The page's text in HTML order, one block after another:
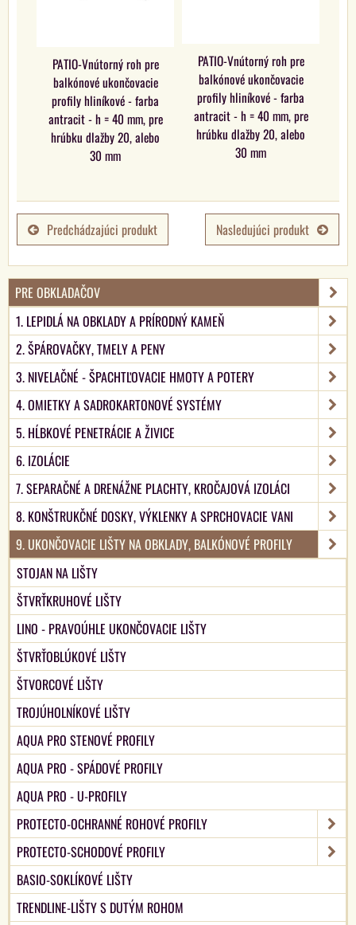
PATIO-Vnútorný roh pre
balkónové ukončovacie
profily hliníkové - farba
antracit - h = 40 mm, pre
hrúbku dlažby 20, alebo
30 mm
PATIO-Vnútorný roh pre
balkónové ukončovacie
profily hliníkové - farba
antracit - h = 40 mm, pre
hrúbku dlažby 20, alebo
30 mm
Predchádzajúci produkt Nasledujúci produkt
PRE OBKLADAČOV
1. LEPIDLÁ NA OBKLADY A PRÍRODNÝ KAMEŇ
2. ŠPÁROVAČKY, TMELY A PENY
3. NIVELAČNÉ - ŠPACHTĽOVACIE HMOTY A POTERY
4. OMIETKY A SADROKARTONOVÉ SYSTÉMY
5. HĹBKOVÉ PENETRÁCIE A ŽIVICE
6. IZOLÁCIE
7. SEPARAČNÉ A DRENÁŽNE PLACHTY, KROČAJOVÁ IZOLÁCI
8. KONŠTRUKČNÉ DOSKY, VÝKLENKY A SPRCHOVACIE VANI
9. UKONČOVACIE LIŠTY NA OBKLADY, BALKÓNOVÉ PROFILY
STOJAN NA LIŠTY
ŠTVRŤKRUHOVÉ LIŠTY
LINO - PRAVOÚHLE UKONČOVACIE LIŠTY
ŠTVRŤOBLÚKOVÉ LIŠTY
ŠTVORCOVÉ LIŠTY
TROJÚHOLNÍKOVÉ LIŠTY
AQUA PRO STENOVÉ PROFILY
AQUA PRO - SPÁDOVÉ PROFILY
AQUA PRO - U-PROFILY
PROTECTO-OCHRANNÉ ROHOVÉ PROFILY
PROTECTO-SCHODOVÉ PROFILY
BASIO-SOKLÍKOVÉ LIŠTY
TRENDLINE-LIŠTY S DUTÝM ROHOM